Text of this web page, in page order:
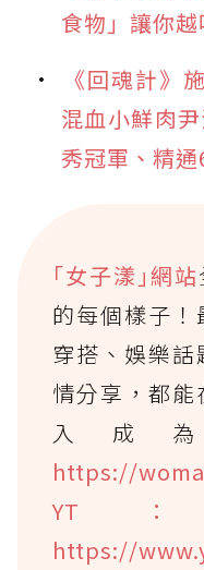
食物」讓你
《回魂計》
混血小鮮肉
秀冠軍、精通
｢女子漾｣網站
的每個樣子
穿搭、娛樂
情分享，都
入成
https://
YT
https://